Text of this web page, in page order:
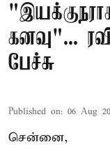
கனவு"...
பேச்சு
Published on: 06 Aug
சென்னை,